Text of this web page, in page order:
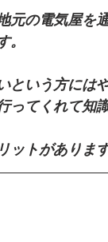
電気屋を通
。
う方にはや
ってくれて知
ありますの